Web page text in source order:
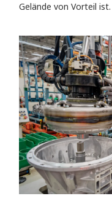
Gelände von Vorteil ist.